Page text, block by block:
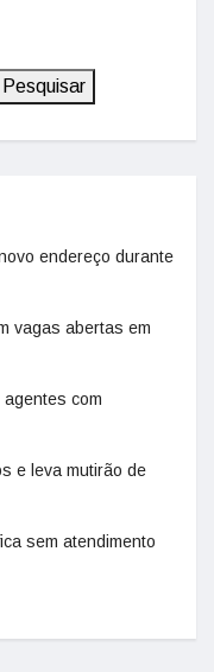
Pesquisar
endereço durante
vagas abertas em
com
e leva mutirão de
sem atendimento